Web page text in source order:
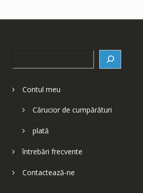
Contul meu
Cărucior de cumpărături
plată
întrebări frecvente
Contactează-ne